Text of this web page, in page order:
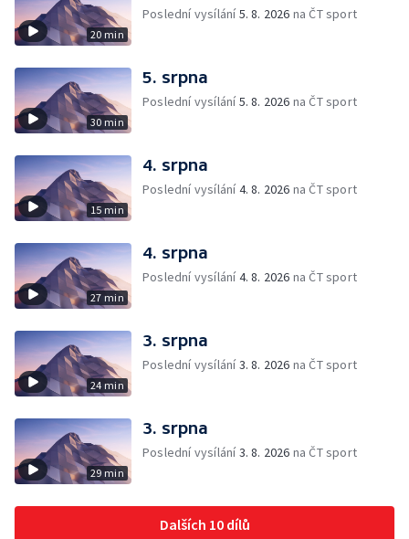
20 min
Poslední vysílání5. 8. 2026 na ČT sport
30 min
5. srpna
Poslední vysílání5. 8. 2026 na ČT sport
15 min
4. srpna
Poslední vysílání4. 8. 2026 na ČT sport
27 min
4. srpna
Poslední vysílání4. 8. 2026 na ČT sport
24 min
3. srpna
Poslední vysílání3. 8. 2026 na ČT sport
29 min
3. srpna
Poslední vysílání3. 8. 2026 na ČT sport
Dalších 10 dílů